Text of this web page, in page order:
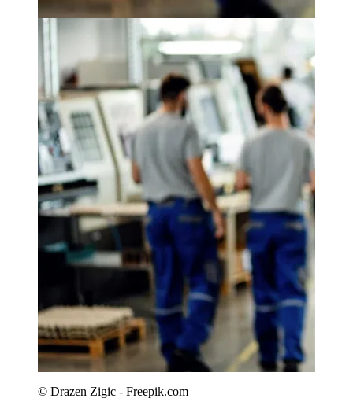
© Drazen Zigic - Freepik.com